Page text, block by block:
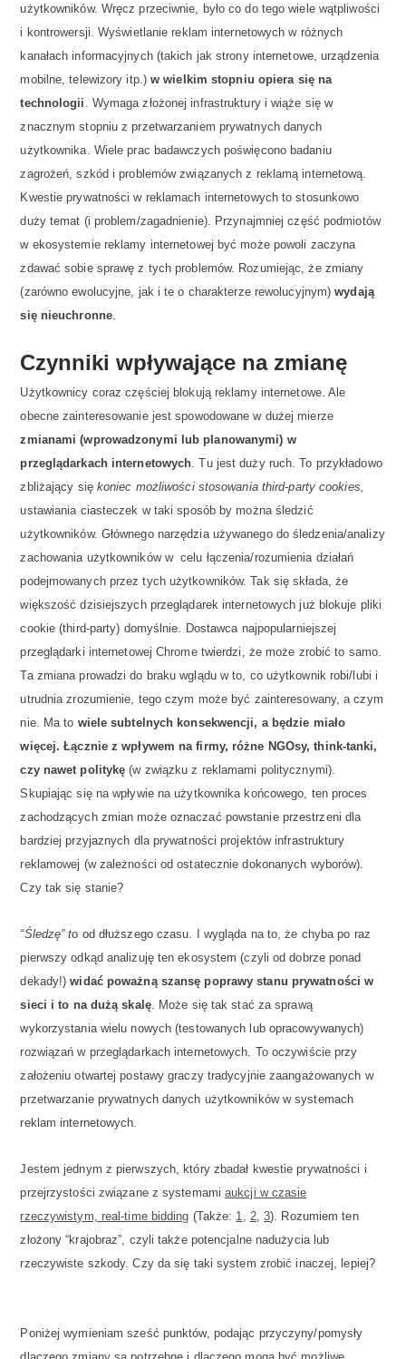
użytkowników. Wręcz przeciwnie, było co do tego wiele wątpliwości
i kontrowersji. Wyświetlanie reklam internetowych w różnych
kanałach informacyjnych (takich jak strony internetowe, urządzenia
mobilne, telewizory itp.)w wielkim stopniu opiera się na
technologii . Wymaga złożonej infrastruktury i wiąże się w
znacznym stopniu z przetwarzaniem prywatnych danych
użytkownika. Wiele prac badawczych poświęcono badaniu
zagrożeń, szkód i problemów związanych z reklamą internetową.
Kwestie prywatności w reklamach internetowych to stosunkowo
duży temat (i problem/zagadnienie). Przynajmniej część podmiotów
w ekosystemie reklamy internetowej być może powoli zaczyna
zdawać sobie sprawę z tych problemów. Rozumiejąc, że zmiany
(zarówno ewolucyjne, jak i te o charakterze rewolucyjnym)wydają
się nieuchronne.
Czynniki wpływające na zmianę
Użytkownicy coraz częściej blokują reklamy internetowe. Ale
obecne zainteresowanie jest spowodowane w dużej mierze
zmianami (wprowadzonymi lub planowanymi) w
przeglądarkach internetowych. Tu jest duży ruch. To przykładowo
zbliżający się koniec możliwości stosowania third-party cookies,
ustawiania ciasteczek w taki sposób by można śledzić
użytkowników. Głównego narzędzia używanego do śledzenia/analizy
zachowania użytkowników w celu łączenia/rozumienia działań
podejmowanych przez tych użytkowników. Tak się składa, że ​​
większość dzisiejszych przeglądarek internetowych już blokuje pliki
cookie (third-party) domyślnie. Dostawca najpopularniejszej
przeglądarki internetowej Chrome twierdzi, że może zrobić to samo.
Ta zmiana prowadzi do braku wglądu w to, co użytkownik robi/lubi i
utrudnia zrozumienie, tego czym może być zainteresowany, a czym
nie. Ma to wiele subtelnych konsekwencji, a będzie miało
więcej. Łącznie z wpływem na firmy, różne NGOsy, think-tanki,
czy nawet politykę (w związku z reklamami politycznymi).
Skupiając się na wpływie na użytkownika końcowego, ten proces
zachodzących zmian może oznaczać powstanie przestrzeni dla
bardziej przyjaznych dla prywatności projektów infrastruktury
reklamowej (w zależności od ostatecznie dokonanych wyborów).
Czy tak się stanie?
“Śledzę” to od dłuższego czasu. I wygląda na to, że chyba po raz
pierwszy odkąd analizuję ten ekosystem (czyli od dobrze ponad
dekady!)widać poważną szansę poprawy stanu prywatności w
sieci i to na dużą skalę. Może się tak stać za sprawą
wykorzystania wielu nowych (testowanych lub opracowywanych)
rozwiązań w przeglądarkach internetowych. To oczywiście przy
założeniu otwartej postawy graczy tradycyjnie zaangażowanych w
przetwarzanie prywatnych danych użytkowników w systemach
reklam internetowych.
Jestem jednym z pierwszych, który zbadał kwestie prywatności i
przejrzystości związane z systemamiaukcji w czasie
rzeczywistym, real-time bidding (Także: 1, 2,3). Rozumiem ten
złożony “krajobraz”, czyli także potencjalne nadużycia lub
rzeczywiste szkody. Czy da się taki system zrobić inaczej, lepiej?
Poniżej wymieniam sześć punktów, podając przyczyny/pomysły